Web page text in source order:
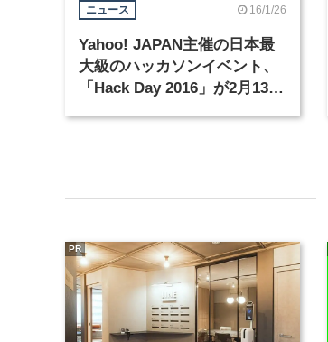
ニュース 16/1/26
Yahoo! JAPAN主催の日本最
大級のハッカソンイベント、
「Hack Day 2016」が2月13日
PR